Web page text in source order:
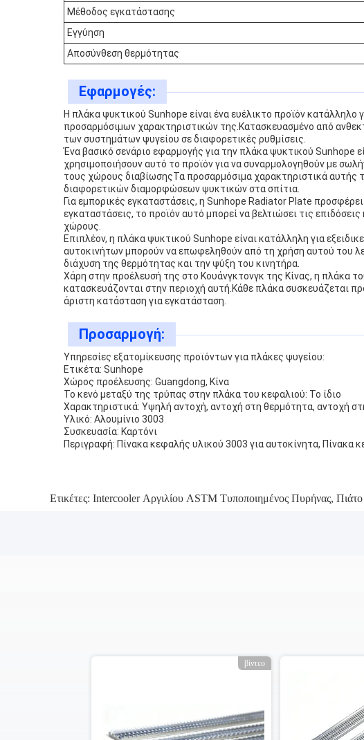
Μέθοδος εγκατάστασης
Εγγύηση
Αποσύνθεση θερμότητας
Εφαρμογές:
Η πλάκα ψυκτικού Sunhope είναι ένα ευέλικτο προϊόν
προσαρμόσιμων χαρακτηριστικών της.Κατασκευασμένο από
των συστημάτων ψυγείου σε διαφορετικές ρυθμίσεις.
Ένα βασικό σενάριο εφαρμογής για την πλάκα ψυκτικού Sunhope
χρησιμοποιήσουν αυτό το προϊόν για να συναρμολογηθούν με
τους χώρους διαβίωσηςΤα προσαρμόσιμα χαρακτηριστικά αυτής
διαφορετικών διαμορφώσεων ψυκτικών στα σπίτια.
Για εμπορικές εγκαταστάσεις, η Sunhope Radiator Plate
εγκαταστάσεις, το προϊόν αυτό μπορεί να βελτιώσει τις
χώρους.
Επιπλέον, η πλάκα ψυκτικού Sunhope είναι κατάλληλη για
αυτοκινήτων μπορούν να επωφεληθούν από τη χρήση αυτού του
διάχυση της θερμότητας και την ψύξη του κινητήρα.
Χάρη στην προέλευσή της στο Κουάνγκτονγκ της Κίνας, η πλάκα
κατασκευάζονται στην περιοχή αυτή.Κάθε πλάκα συσκευάζεται
άριστη κατάσταση για εγκατάσταση.
Προσαρμογή:
Υπηρεσίες εξατομίκευσης προϊόντων για πλάκες ψυγείου:
Ετικέτα: Sunhope
Χώρος προέλευσης: Guangdong, Κίνα
Το κενό μεταξύ της τρύπας στην πλάκα του κεφαλιού: Το ίδιο
Χαρακτηριστικά: Υψηλή αντοχή, αντοχή στη θερμότητα, αντοχή
Υλικό: Αλουμίνιο 3003
Συσκευασία: Καρτόνι
Περιγραφή: Πίνακα κεφαλής υλικού 3003 για αυτοκίνητα,
Ετικέτες: Intercooler Αργιλίου ASTM Τυποποιημένος Πυρήνας,
βίντεο